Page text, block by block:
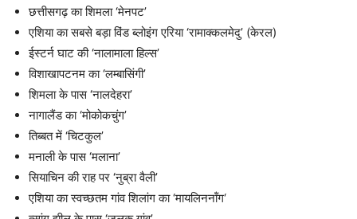
छत्तीसगढ़ का शिमला ‘मेनपट’
एशिया का सबसे बड़ा विंड ब्लोइंग एरिया ‘रामाक्कलमेदु’ (केरल)
ईस्टर्न घाट की ‘नालामाला हिल्स’
विशाखापटनम का ‘लम्बासिंगी’
शिमला के पास ‘नालदेहरा’
नागालैंड का ‘मोकोकचुंग’
तिब्बत में ‘चिटकुल’
मनाली के पास ‘मलाना’
सियाचिन की राह पर ‘नुब्रा वैली’
एशिया का स्वच्छतम गांव शिलांग का ‘मायलिननॉंग‘